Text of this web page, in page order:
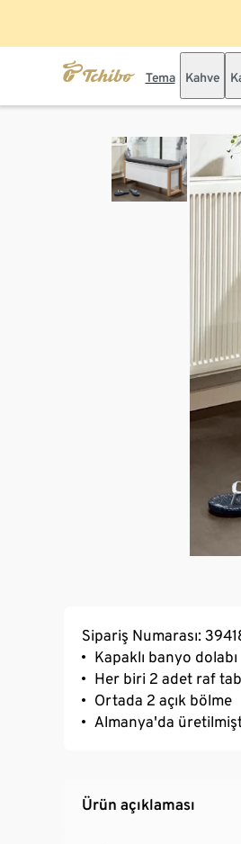
Tema Kahve
Sipariş Numarası:
Kapaklı banyo dolabı
Her biri 2 adet raf
Ortada 2 açık bölme
Almanya'da
Ürün açıklaması